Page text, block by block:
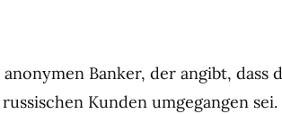
Banker, der angibt, dass
Kunden umgegangen sei.